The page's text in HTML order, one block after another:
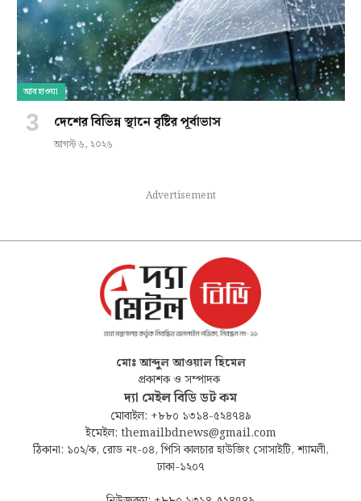
আবহাওয়া
দেশের বিভিন্ন স্থানে বৃষ্টির পূর্বাভাস
আগস্ট ৬, ২০২৬
Advertisement
মোঃ আব্দুল আওয়াল হিমেল
প্রকাশক ও সম্পাদক
দ্যা মেইল বিডি ডট কম
মোবাইল: +৮৮০ ১৩১৪-৫২৪৭৪৯
ইমেইল: themailbdnews@gmail.com
ঠিকানা: ১০২/ক, রোড নং-০৪, পিসি কালচার হাউজিং সোসাইটি, শ্যামলী,
ঢাকা-১২০৭